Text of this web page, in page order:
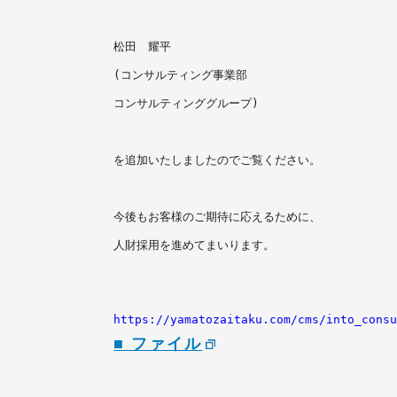
松田　耀平
(コンサルティング事業部
コンサルティンググループ)
を追加いたしましたのでご覧ください。
今後もお客様のご期待に応えるために、
人財採用を進めてまいります。
https://yamatozaitaku.com/cms/
■ ファイル